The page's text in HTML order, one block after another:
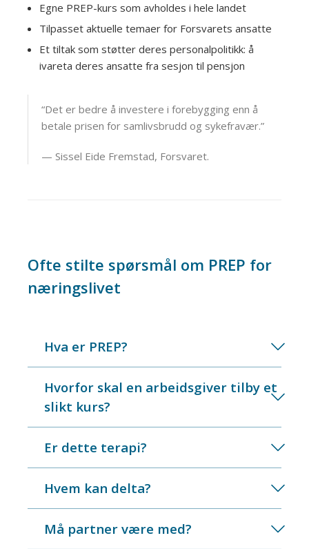
Egne PREP-kurs som avholdes i hele landet
Tilpasset aktuelle temaer for Forsvarets ansatte
Et tiltak som støtter deres personalpolitikk: å
ivareta deres ansatte fra sesjon til pensjon
“Det er bedre å investere i forebygging enn å
betale prisen for samlivsbrudd og sykefravær.”
— Sissel Eide Fremstad, Forsvaret.
Ofte stilte spørsmål om PREP for
næringslivet
Hva er PREP?
Hvorfor skal en arbeidsgiver tilby et
slikt kurs?
Er dette terapi?
Hvem kan delta?
Må partner være med?